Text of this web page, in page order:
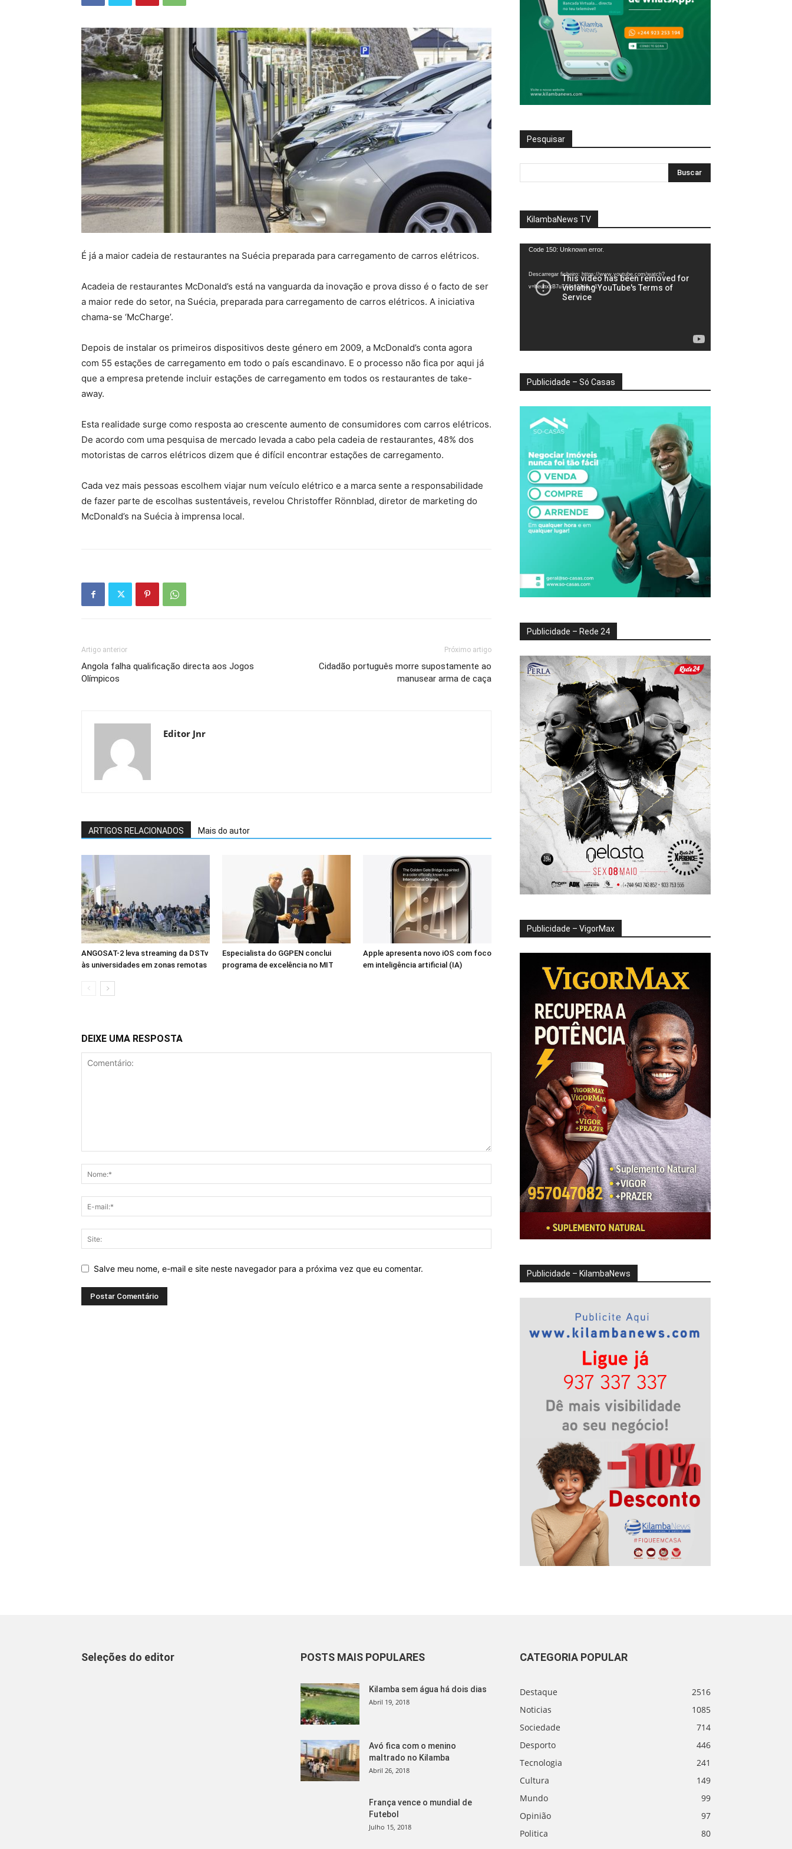
É já a maior cadeia de restaurantes na Suécia preparada para carregamento de carros elétricos.
Acadeia de restaurantes McDonald’s está na vanguarda da inovação e prova disso é o facto de ser
a maior rede do setor, na Suécia, preparada para carregamento de carros elétricos. A iniciativa
chama-se ‘McCharge’.
Depois de instalar os primeiros dispositivos deste género em 2009, a McDonald’s conta agora
com 55 estações de carregamento em todo o país escandinavo. E o processo não fica por aqui já
que a empresa pretende incluir estações de carregamento em todos os restaurantes de take-
away.
Esta realidade surge como resposta ao crescente aumento de consumidores com carros elétricos.
De acordo com uma pesquisa de mercado levada a cabo pela cadeia de restaurantes, 48% dos
motoristas de carros elétricos dizem que é difícil encontrar estações de carregamento.
Cada vez mais pessoas escolhem viajar num veículo elétrico e a marca sente a responsabilidade
de fazer parte de escolhas sustentáveis, revelou Christoffer Rönnblad, diretor de marketing do
McDonald’s na Suécia à imprensa local.
Artigo anterior
Angola falha qualificação directa aos Jogos
Olímpicos
Próximo artigo
Cidadão português morre supostamente ao
manusear arma de caça
Editor Jnr
ARTIGOS RELACIONADOS Mais do autor
ANGOSAT-2 leva streaming da DSTv
às universidades em zonas remotas
Especialista do GGPEN conclui
programa de excelência no MIT
Apple apresenta novo iOS com foco
em inteligência artificial (IA)
DEIXE UMA RESPOSTA
Salve meu nome, e-mail e site neste navegador para a próxima vez que eu comentar.
Pesquisar
KilambaNews TV
Reprodutor
vídeo
Code 150: Unknown error.
Descarregar ficheiro: https://www.youtube.com/watch?
v=heunxxB7uTA&t=22s&_=1
Publicidade – Só Casas
Publicidade – Rede 24
Publicidade – VigorMax
Publicidade – KilambaNews
Seleções do editor POSTS MAIS POPULARES
Kilamba sem água há dois dias
Abril 19, 2018
Avó fica com o menino
maltrado no Kilamba
Abril 26, 2018
França vence o mundial de
Futebol
Julho 15, 2018
CATEGORIA POPULAR
Destaque
2516
Noticias
1085
Sociedade
714
Desporto
446
Tecnologia
241
Cultura
149
Mundo
99
Opinião
97
Politica
80